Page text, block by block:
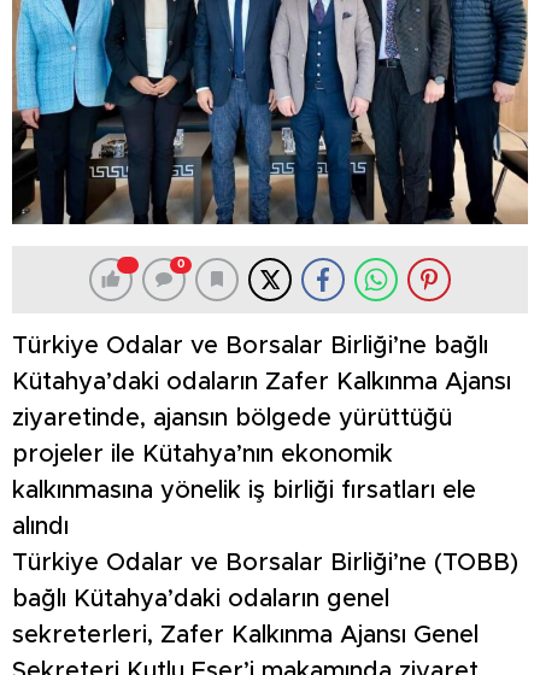
0
Türkiye Odalar ve Borsalar Birliği’ne bağlı
Kütahya’daki odaların Zafer Kalkınma Ajansı
ziyaretinde, ajansın bölgede yürüttüğü
projeler ile Kütahya’nın ekonomik
kalkınmasına yönelik iş birliği fırsatları ele
alındı
Türkiye Odalar ve Borsalar Birliği’ne (TOBB)
bağlı Kütahya’daki odaların genel
sekreterleri, Zafer Kalkınma Ajansı Genel